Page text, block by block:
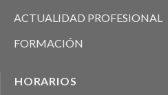
ACTUALIDAD PROFESIONAL
FORMACIÓN
HORARIOS